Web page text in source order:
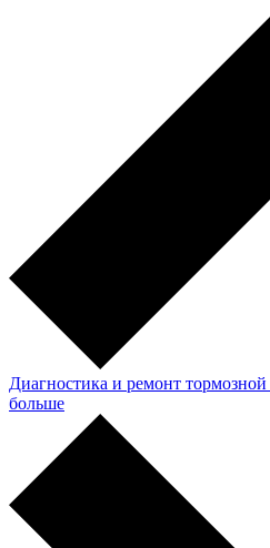
Диагностика и ремонт
больше